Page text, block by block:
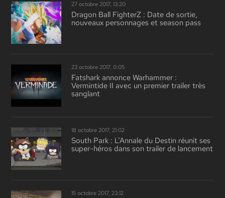
27 octobre 2017, 13:20
Dragon Ball FighterZ : Date de sortie,
nouveaux personnages et season pass
23 octobre 2017, 0:05
Fatshark annonce Warhammer :
Vermintide II avec un premier trailer très
sanglant
18 octobre 2017, 21:02
South Park : L’Annale du Destin réunit ses
super-héros dans son trailer de lancement
15 octobre 2017, 23:12